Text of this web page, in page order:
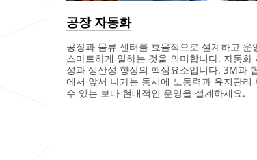
공장 자동화
공장과 물류 센터를 효율적으로 설계하고 운
스마트하게 일하는 것을 의미합니다. 자동화
성과 생산성 향상의 핵심요소입니다. 3M과
에서 앞서 나가는 동시에 노동력과 유지관리
수 있는 보다 현대적인 운영을 설계하세요.